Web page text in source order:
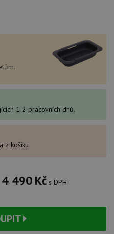
1-2 pracovních dnů.
z košíku
4 490Kč s DPH